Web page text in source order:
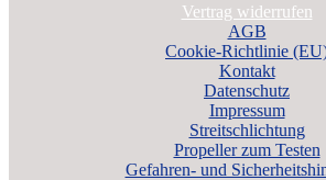
Vertrag widerrufen
AGB
Cookie-Richtlinie
Kontakt
Datenschutz
Impressum
Streitschlichtung
Propeller zum Testen
Gefahren- und